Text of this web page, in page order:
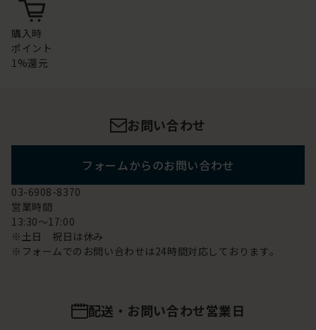
購入時
ポイント
1%還元
お問い合わせ
フォームからのお問い合わせ
03-6908-8370
営業時間
13:30～17:00
※土日 祝日は休み
※フォームでのお問い合わせは24時間対応しております。
配送・お問い合わせ営業日